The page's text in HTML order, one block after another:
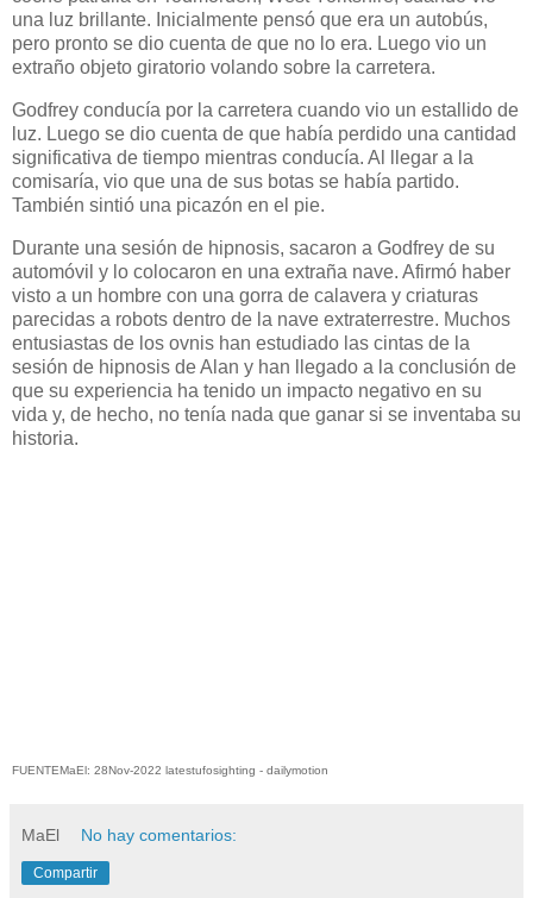
una luz brillante. Inicialmente pensó que era un autobús,
pero pronto se dio cuenta de que no lo era. Luego vio un
extraño objeto giratorio volando sobre la carretera.
Godfrey conducía por la carretera cuando vio un estallido de
luz. Luego se dio cuenta de que había perdido una cantidad
significativa de tiempo mientras conducía. Al llegar a la
comisaría, vio que una de sus botas se había partido.
También sintió una picazón en el pie.
Durante una sesión de hipnosis, sacaron a Godfrey de su
automóvil y lo colocaron en una extraña nave. Afirmó haber
visto a un hombre con una gorra de calavera y criaturas
parecidas a robots dentro de la nave extraterrestre. Muchos
entusiastas de los ovnis han estudiado las cintas de la
sesión de hipnosis de Alan y han llegado a la conclusión de
que su experiencia ha tenido un impacto negativo en su
vida y, de hecho, no tenía nada que ganar si se inventaba su
historia.
FUENTEMaEl: 28Nov-2022 latestufosighting - dailymotion
MaEl No hay comentarios:
Compartir